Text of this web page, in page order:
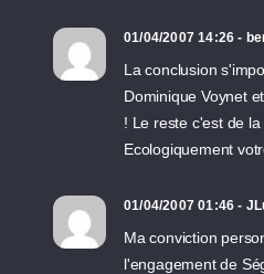
01/04/2007 14:26 -
La conclusion
Dominique Voynet
! Le reste c'est de la
Ecologiquement
01/04/2007 01:46 -
Ma conviction
l'engagement de